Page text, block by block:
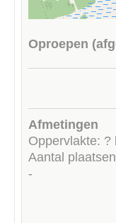
Oproepen
Afmetingen
Oppervlakte: ?
Aantal
-